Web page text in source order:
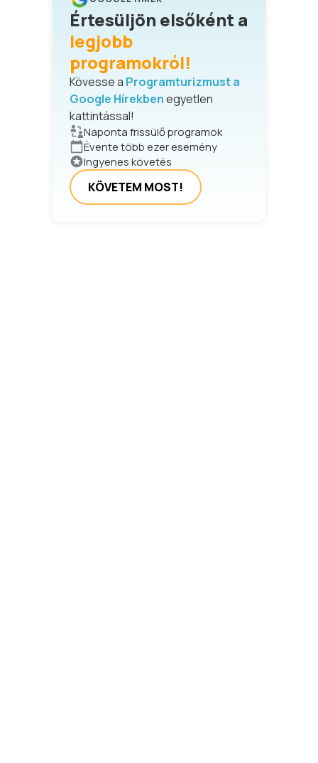
Értesüljön elsőként a
legjobb
programokról!
Kövesse a Programturizmust a
Google Hírekbenegyetlen
kattintással!
Naponta frissülő programok
Évente több ezer esemény
Ingyenes követés
KÖVETEM MOST!